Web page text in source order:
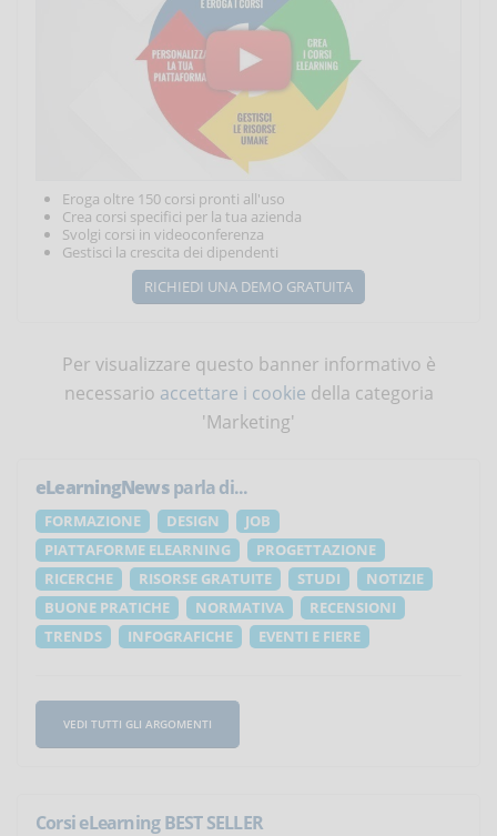
Eroga oltre 150 corsi pronti all'uso
Crea corsi specifici per la tua azienda
Svolgi corsi in videoconferenza
Gestisci la crescita dei dipendenti
RICHIEDI UNA DEMO GRATUITA
Per visualizzare questo banner informativo è
necessario accettare i cookie della categoria
'Marketing'
eLearningNewsparla di...
FORMAZIONE DESIGN
JOB
PIATTAFORME ELEARNING
PROGETTAZIONE
RICERCHE
RISORSE GRATUITE STUDI
NOTIZIE
BUONE PRATICHE
NORMATIVA
RECENSIONI
TRENDS
INFOGRAFICHE EVENTI E FIERE
VEDI TUTTI GLI ARGOMENTI
Corsi eLearning BEST SELLER